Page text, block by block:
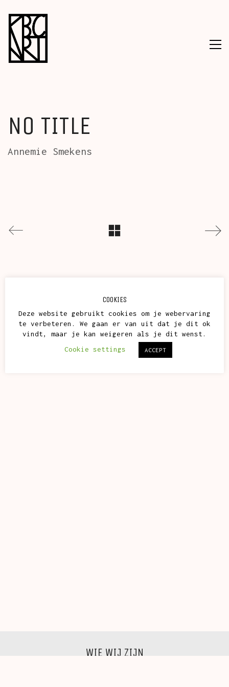
NO TITLE
Annemie Smekens
WIE WIJ ZIJN
COOKIES
Deze website gebruikt cookies om je webervaring
te verbeteren. We gaan er van uit dat je dit ok
vindt, maar je kan weigeren als je dit wenst.
Cookie settings
ACCEPT